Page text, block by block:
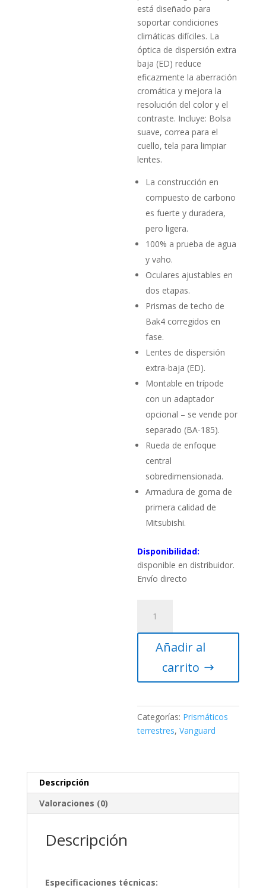
está diseñado para
soportar condiciones
climáticas difíciles. La
óptica de dispersión extra
baja (ED) reduce
eficazmente la aberración
cromática y mejora la
resolución del color y el
contraste. Incluye: Bolsa
suave, correa para el
cuello, tela para limpiar
lentes.
La construcción en
compuesto de carbono
es fuerte y duradera,
pero ligera.
100% a prueba de agua
y vaho.
Oculares ajustables en
dos etapas.
Prismas de techo de
Bak4 corregidos en
fase.
Lentes de dispersión
extra-baja (ED).
Montable en trípode
con un adaptador
opcional – se vende por
separado (BA-185).
Rueda de enfoque
central
sobredimensionada.
Armadura de goma de
primera calidad de
Mitsubishi.
Disponibilidad:
disponible en distribuidor.
Envío directo
ED
PRISMÁTICOS
cantidad
Añadir al
carrito
Categorías: Prismáticos
terrestres,Vanguard
Descripción
Valoraciones (0)
Descripción
Especificaciones técnicas: